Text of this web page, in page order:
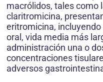
macrólidos, tales como
claritromicina,
eritromicina,
oral, vida media más
administración una o
concentraciones
adversos